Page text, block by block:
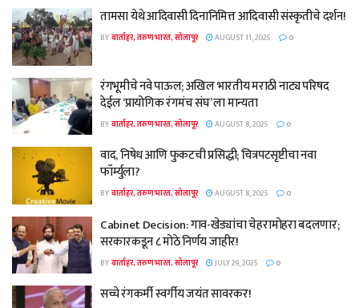
तामसा येथे आदिवासी दिनानिमित्त आदिवासी संस्कृतीचे दर्शन!
BYवार्ताहर, तरुण भारत, सोलापूर AUGUST 11, 2025 0
रंगभूमीचे नवे पाऊल; अखिल भारतीय मराठी नाट्य परिषद
देईल ‘प्रायोगिक रंगमंच संघ’ ला मान्यता
BYवार्ताहर, तरुण भारत, सोलापूर AUGUST 8, 2025 0
वाद, निषेध आणि फुकटची प्रसिद्धी; चित्रपटसृष्टीचा नवा
फॉर्म्युला?
BYवार्ताहर, तरुण भारत, सोलापूर AUGUST 8, 2025 0
Cabinet Decision: गाव-खेड्यांचा चेहरामोहरा बदलणार;
सरकारकडून ८ मोठे निर्णय जाहीर!
BYवार्ताहर, तरुण भारत, सोलापूर JULY 29, 2025 0
सच्चे रंगकर्मी स्वर्गीय जयंत सावरकर!